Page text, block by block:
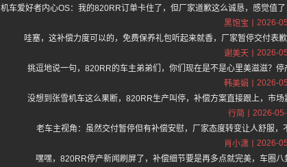
机车爱好者内心OS：我的820RR订单卡住了，但厂家道歉这么诚恳，感觉值
黑饱宝
2026-
哇塞，这补偿力度可以的，免费保养礼包听起来就香，厂家暂停交付表
谢美天
2026-
挑逗地说一句，820RR的车主弟弟们，你们现在是不是心里美滋滋？
韩美娟
2026-
没想到张雪机车这么果断，820RR生产叫停，补偿方案直接跟上，市
行简
2026-
老车主视角：虽然交付暂停但有补偿安慰，厂家态度转变让人舒服，
肖小潇
2026-
嘿嘿，820RR停产新闻刷屏了，补偿细节要是再多点就完美，车圈